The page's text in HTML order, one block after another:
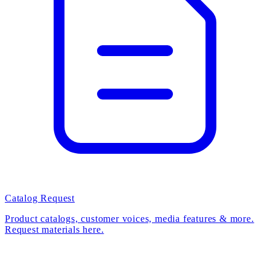
Catalog Request
Product catalogs, customer voices, media features & more.
Request materials here.